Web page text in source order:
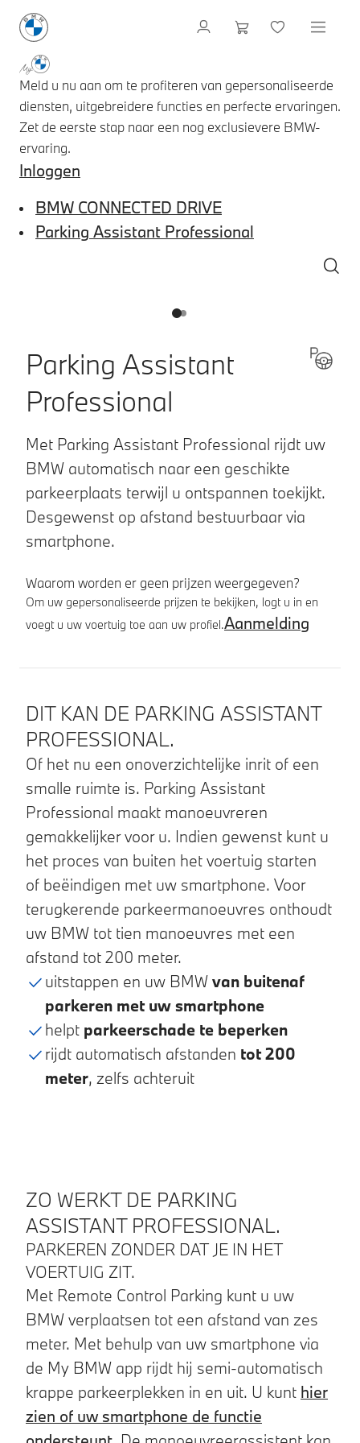
Meld u nu aan om te profiteren van gepersonaliseerde
diensten, uitgebreidere functies en perfecte ervaringen.
Zet de eerste stap naar een nog exclusievere BMW-
ervaring.
Inloggen
BMW CONNECTED DRIVE
Parking Assistant Professional
12
Parking Assistant
Professional
Met Parking Assistant Professional rijdt uw
BMW automatisch naar een geschikte
parkeerplaats terwijl u ontspannen toekijkt.
Desgewenst op afstand bestuurbaar via
smartphone.
Waarom worden er geen prijzen weergegeven?
Om uw gepersonaliseerde prijzen te bekijken, logt u in en
voegt u uw voertuig toe aan uw profiel.Aanmelding
DIT KAN DE PARKING ASSISTANT
PROFESSIONAL.
Of het nu een onoverzichtelijke inrit of een
smalle ruimte is. Parking Assistant
Professional maakt manoeuvreren
gemakkelijker voor u. Indien gewenst kunt u
het proces van buiten het voertuig starten
of beëindigen met uw smartphone. Voor
terugkerende parkeermanoeuvres onthoudt
uw BMW tot tien manoeuvres met een
afstand tot 200 meter.
uitstappen en uw BMW van buitenaf
parkeren met uw smartphone
helpt parkeerschade te beperken
rijdt automatisch afstanden tot 200
meter, zelfs achteruit
ZO WERKT DE PARKING
ASSISTANT PROFESSIONAL.
PARKEREN ZONDER DAT JE IN HET
VOERTUIG ZIT.
Met Remote Control Parking kunt u uw
BMW verplaatsen tot een afstand van zes
meter. Met behulp van uw smartphone via
de My BMW app rijdt hij semi-automatisch
krappe parkeerplekken in en uit. U kunt hier
zien of uw smartphone de functie